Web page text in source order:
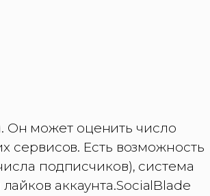
Он может оценить число
сервисов. Есть возможность
подписчиков), система
аккаунта.SocialBlade